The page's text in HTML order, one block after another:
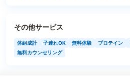
その他サービス
体組成計 子連れOK 無料体験 プロテイン
無料カウンセリング